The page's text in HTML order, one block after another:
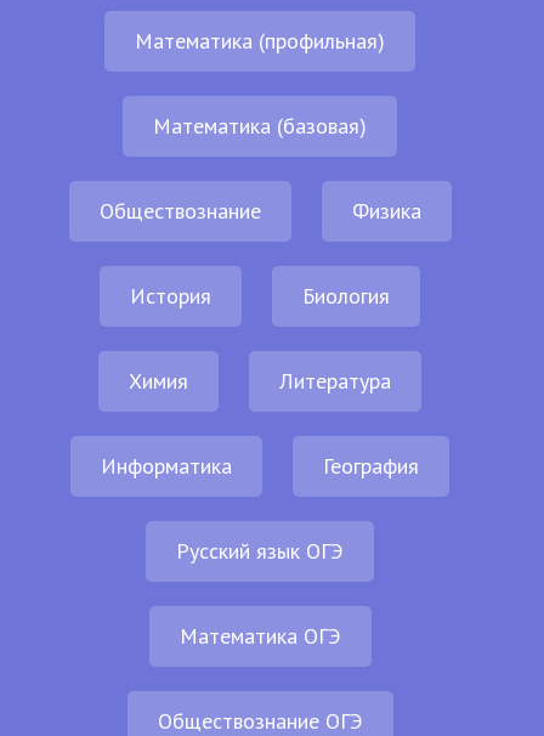
Математика (профильная)
Математика (базовая)
Обществознание Физика
История Биология
Химия Литература
Информатика География
Русский язык ОГЭ
Математика ОГЭ
Обществознание ОГЭ